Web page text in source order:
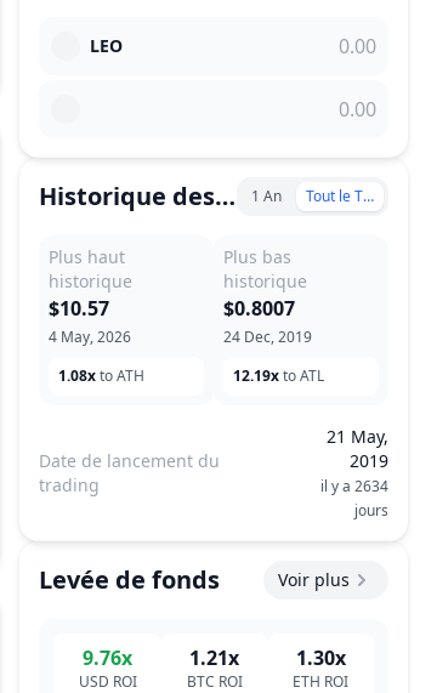
LEO
Historique des prix 1 An Tout le Temps
Plus haut
historique
4 May, 2026
$10.57
1.08xto ATH
Plus bas
historique
24 Dec, 2019
$0.8007
12.19xto ATL
Date de lancement du
trading
21 May,
2019
il y a 2634
jours
Levée de fonds Voir plus
9.76x
USD ROI
1.21x
BTC ROI
1.30x
ETH ROI